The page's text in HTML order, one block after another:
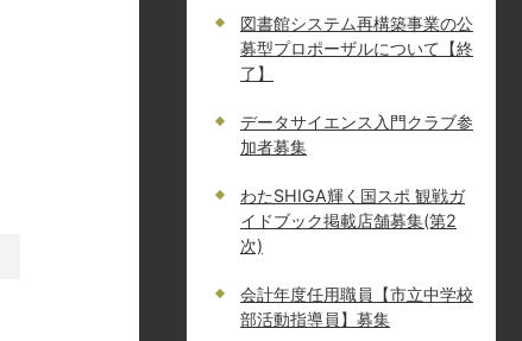
図書館システム再構築事業の公
募型プロポーザルについて【終
了】
データサイエンス入門クラブ参
加者募集
わたSHIGA輝く国スポ 観戦ガ
イドブック掲載店舗募集(第2
次)
会計年度任用職員【市立中学校
部活動指導員】募集